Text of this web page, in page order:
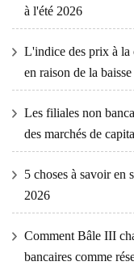
à l'été 2026
L'indice des prix à la
en raison de la
Les filiales non
des marchés de
5 choses à savoir en
2026
Comment Bâle III
bancaires comme